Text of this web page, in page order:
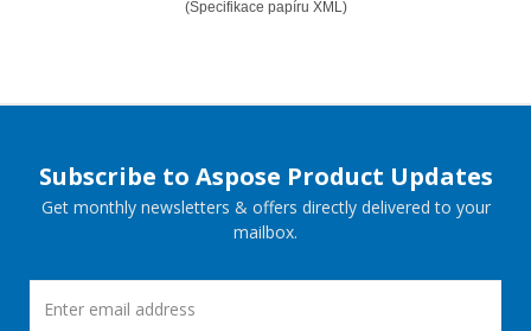
(Specifikace papíru XML)
Subscribe to Aspose Product Updates
Get monthly newsletters & offers directly delivered to your
mailbox.